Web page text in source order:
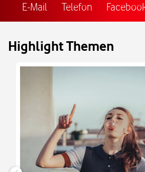
E-Mail Telefon
Highlight Themen